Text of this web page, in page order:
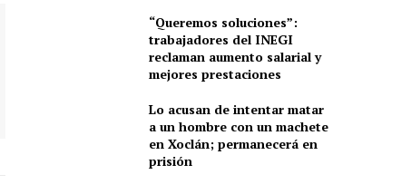
“Queremos soluciones”:
trabajadores del INEGI
reclaman aumento salarial y
mejores prestaciones
Lo acusan de intentar matar
a un hombre con un machete
en Xoclán; permanecerá en
prisión